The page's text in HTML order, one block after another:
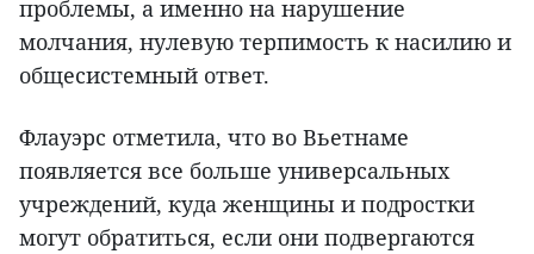
проблемы, а именно на нарушение
молчания, нулевую терпимость к насилию и
общесистемный ответ.
Флауэрс отметила, что во Вьетнаме
появляется все больше универсальных
учреждений, куда женщины и подростки
могут обратиться, если они подвергаются